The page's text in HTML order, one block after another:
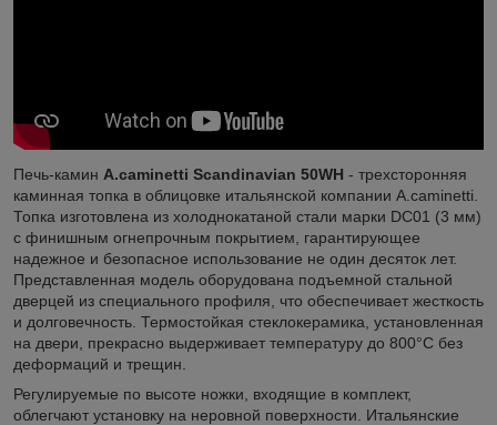
Печь-камин A.caminetti Scandinavian 50WH - трехсторонняя
каминная топка в облицовке итальянской компании A.caminetti.
Топка изготовлена из холоднокатаной стали марки DC01 (3 мм)
с финишным огнепрочным покрытием, гарантирующее
надежное и безопасное использование не один десяток лет.
Представленная модель оборудована подъемной стальной
дверцей из специального профиля, что обеспечивает жесткость
и долговечность. Термостойкая стеклокерамика, установленная
на двери, прекрасно выдерживает температуру до 800°C без
деформаций и трещин.
Регулируемые по высоте ножки, входящие в комплект,
облегчают установку на неровной поверхности. Итальянские